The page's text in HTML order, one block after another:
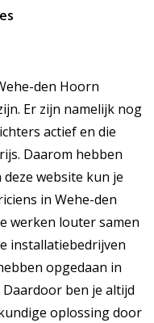
den Hoorn
Er zijn namelijk nog
actief en die
Daarom hebben
website kun je
in Wehe-den
werken louter samen
installatiebedrijven
opgedaan in
ben je altijd
oplossing door